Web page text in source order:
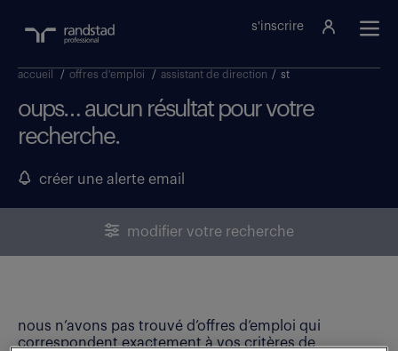
s'inscrire
accueil / offres d'emploi / assistant de direction / st
oups… aucun résultat pour votre
recherche.
créer une alerte email
modifier votre recherche
nous n’avons pas trouvé d’offres d’emploi qui
correspondent exactement à vos critères de